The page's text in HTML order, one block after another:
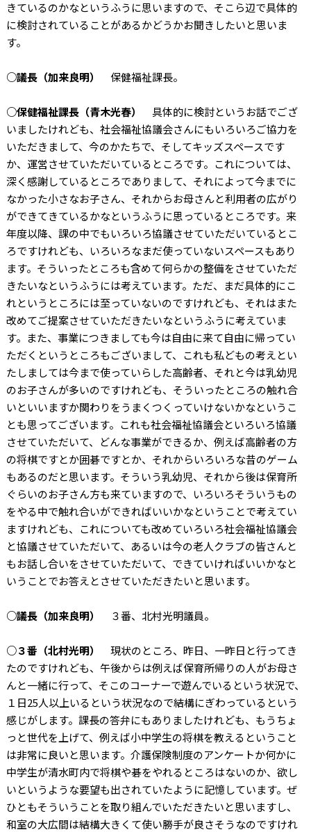
きているのかなというふうに思いますので、そこら辺で具体的
に検討されていることがあるかどうかお聞きしたいと思いま
す。
○議長（加来良明） 保健福祉課長。
○保健福祉課長（青木光春）
具体的に検討というお話でござ
いましたけれども、社会福祉協議会さんにもいろいろご協力を
いただきまして、今のかたちで、そしてキッズスペースです
か、運営させていただいているところです。これについては、
深く感謝しているところでありまして、それによって今までに
なかった小さなお子さん、それからお母さんと利用者の広がり
ができてきているかなというふうに思っているところです。来
年度以降、課の中でもいろいろ協議させていただいているとこ
ろですけれども、いろいろなまだ使っていないスペースもあり
ます。そういったところも含めて何らかの整備をさせていただ
きたいなというふうには考えています。ただ、まだ具体的にこ
れというところには至っていないのですけれども、それはまた
改めてご提案させていただきたいなというふうに考えていま
す。また、事業につきましても今は自由に来て自由に帰ってい
ただくというところもございまして、これも私どもの考えとい
たしましては今まで使っていらした高齢者、それと今は乳幼児
のお子さんが多いのですけれども、そういったところの触れ合
いといいますか関わりをうまくつくっていけないかなというこ
とも思ってございます。これも社会福祉協議会といろいろ協議
させていただいて、どんな事業ができるか、例えば高齢者の方
の将棋ですとか囲碁ですとか、それからいろいろな昔のゲーム
もあるのだと思います。そういう乳幼児、それから後は保育所
ぐらいのお子さん方も来ていますので、いろいろそういうもの
をやる中で触れ合いができればいいかなということで考えてい
ますけれども、これについても改めていろいろ社会福祉協議会
と協議させていただいて、あるいは今の老人クラブの皆さんと
もお話し合いをさせていただいて、できていければいいかなと
いうことでお答えとさせていただきたいと思います。
○議長（加来良明） ３番、北村光明議員。
○３番（北村光明）
現状のところ、昨日、一昨日と行ってき
たのですけれども、午後からは例えば保育所帰りの人がお母さ
んと一緒に行って、そこのコーナーで遊んでいるという状況で、
１日25人以上いるという状況なので結構にぎわっているという
感じがします。課長の答弁にもありましたけれども、もうちょ
っと世代を上げて、例えば小中学生の将棋を教えるということ
は非常に良いと思います。介護保険制度のアンケートか何かに
中学生が清水町内で将棋や碁をやれるところはないのか、欲し
いというような要望も出されていたように記憶しています。ぜ
ひともそういうことを取り組んでいただきたいと思いますし、
和室の大広間は結構大きくて使い勝手が良さそうなのですけれ